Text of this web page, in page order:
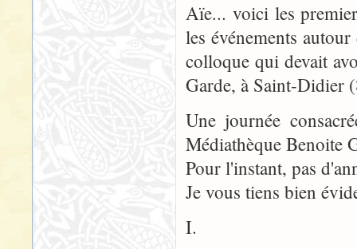
Aïe... voici les
les événements
colloque qui devait
Garde, à Saint-
Une journée
Médiathèque Benoite
Pour l'instant, pas
Je vous tiens bien
I.